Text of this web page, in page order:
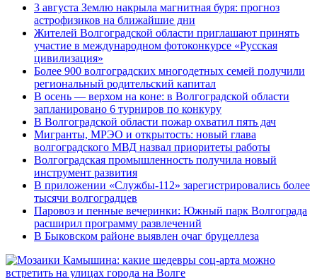
3 августа Землю накрыла магнитная буря: прогноз
астрофизиков на ближайшие дни
Жителей Волгоградской области приглашают принять
участие в международном фотоконкурсе «Русская
цивилизация»
Более 900 волгоградских многодетных семей получили
региональный родительский капитал
В осень — верхом на коне: в Волгоградской области
запланировано 6 турниров по конкуру
В Волгоградской области пожар охватил пять дач
Мигранты, МРЭО и открытость: новый глава
волгоградского МВД назвал приоритеты работы
Волгоградская промышленность получила новый
инструмент развития
В приложении «Службы-112» зарегистрировались более
тысячи волгоградцев
Паровоз и пенные вечеринки: Южный парк Волгограда
расширил программу развлечений
В Быковском районе выявлен очаг бруцеллеза